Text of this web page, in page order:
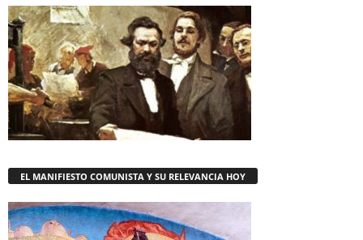
EL MANIFIESTO COMUNISTA Y SU RELEVANCIA HOY